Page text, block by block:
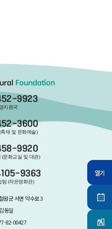
열기
Foundation
원군 서면 약수로 3
동일
82-00427
9923
지원국
3600
제 및 문화예술)
9920
(문화교실 및 대관)
9363
팀 (작은영화관)